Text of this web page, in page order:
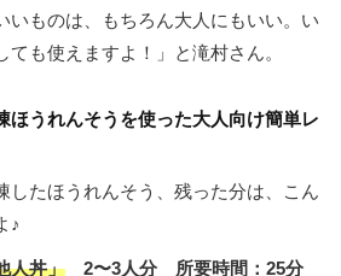
いものは、もちろん大人にもいい。い
も使えますよ！」と滝村さん。
うれんそうを使った大人向け簡単レ
したほうれんそう、残った分は、こん
♪
人丼」 2〜3人分 所要時間：25分